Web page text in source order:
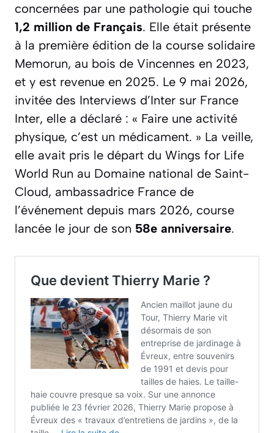
concernées par une pathologie qui touche
1,2 million de Français. Elle était présente
à la première édition de la course solidaire
Memorun, au bois de Vincennes en 2023,
et y est revenue en 2025. Le 9 mai 2026,
invitée des Interviews d’Inter sur France
Inter, elle a déclaré : « Faire une activité
physique, c’est un médicament. » La veille,
elle avait pris le départ du Wings for Life
World Run au Domaine national de Saint-
Cloud, ambassadrice France de
l’événement depuis mars 2026, course
lancée le jour de son 58e anniversaire.